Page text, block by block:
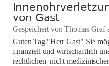
von Gast
Gespeichert von Thomas Graf
Guten Tag "Herr Gast" Sie
finanziell und wirtschaftlich
rechtlichen, nicht